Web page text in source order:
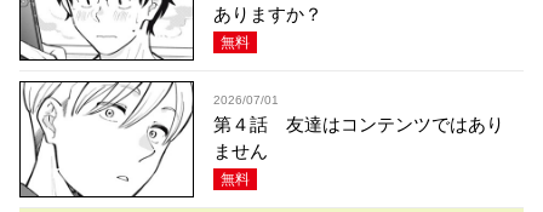
ありますか？
無料
2026/07/01
第４話 友達はコンテンツではあり
ません
無料